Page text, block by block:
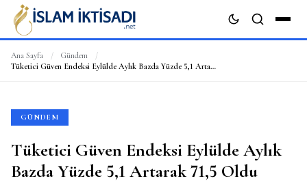
ARA
Ana Sayfa / Gündem
/
Tüketici Güven Endeksi Eylülde Aylık Bazda Yüzde 5,1 Artarak 71,5 Oldu
GÜNDEM
Tüketici Güven Endeksi Eylülde Aylık
Bazda Yüzde 5,1 Artarak 71,5 Oldu